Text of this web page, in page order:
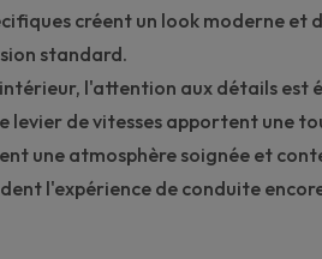
créent un look moderne et
standard.
l'attention aux détails est
levier de vitesses apportent une
une atmosphère soignée et
l'expérience de conduite